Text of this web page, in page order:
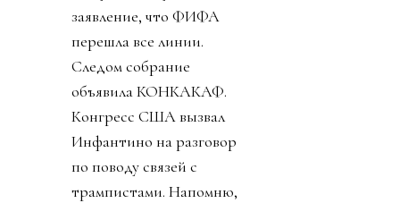
заявление, что ФИФА
перешла все линии.
Следом собрание
объявила КОНКАКАФ.
Конгресс США вызвал
Инфантино на разговор
по поводу связей с
трампистами. Напомню,